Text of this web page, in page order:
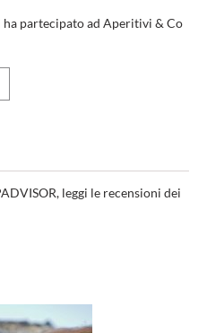
partecipato ad Aperitivi & Co
leggi le recensioni dei